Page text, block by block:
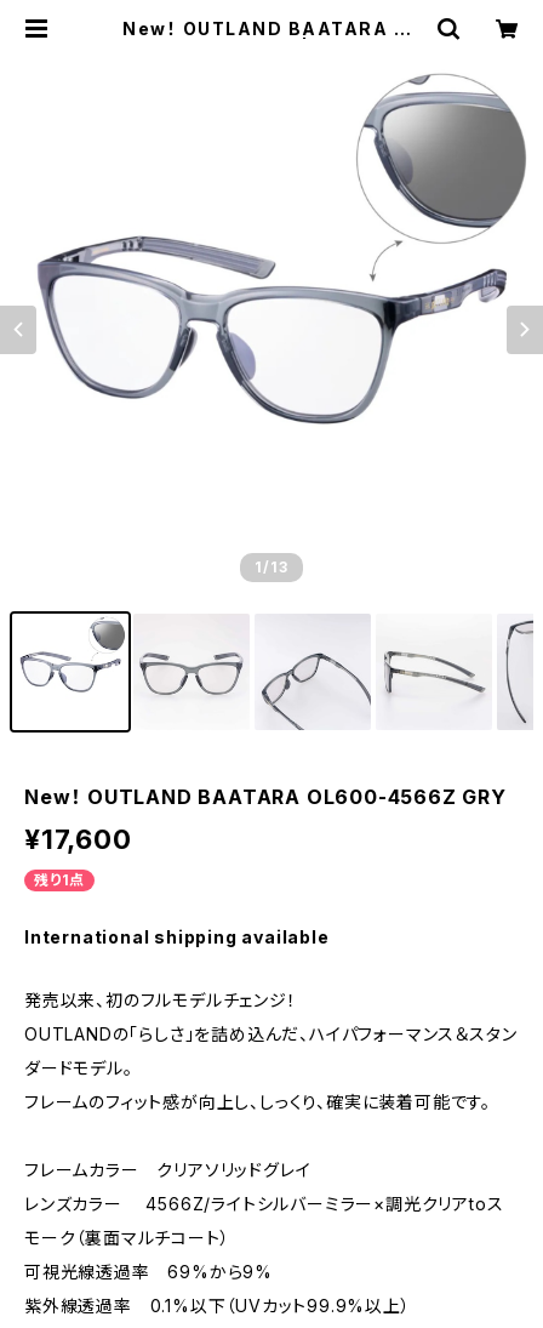
New！ OUTLAND BAATARA OL
1 /13
New！ OUTLAND BAATARA OL600-4566Z GRY
¥17,600
残り1点
International shipping available
発売以来、初のフルモデルチェンジ！
OUTLANDの「らしさ」を詰め込んだ、ハイパフォーマンス＆スタン
ダードモデル。
フレームのフィット感が向上し、しっくり、確実に装着可能です。
フレームカラー クリアソリッドグレイ
レンズカラー 4566Z/ライトシルバーミラー×調光クリアtoス
モーク（裏面マルチコート）
可視光線透過率 69%から9%
紫外線透過率 0.1%以下（UVカット99.9%以上）